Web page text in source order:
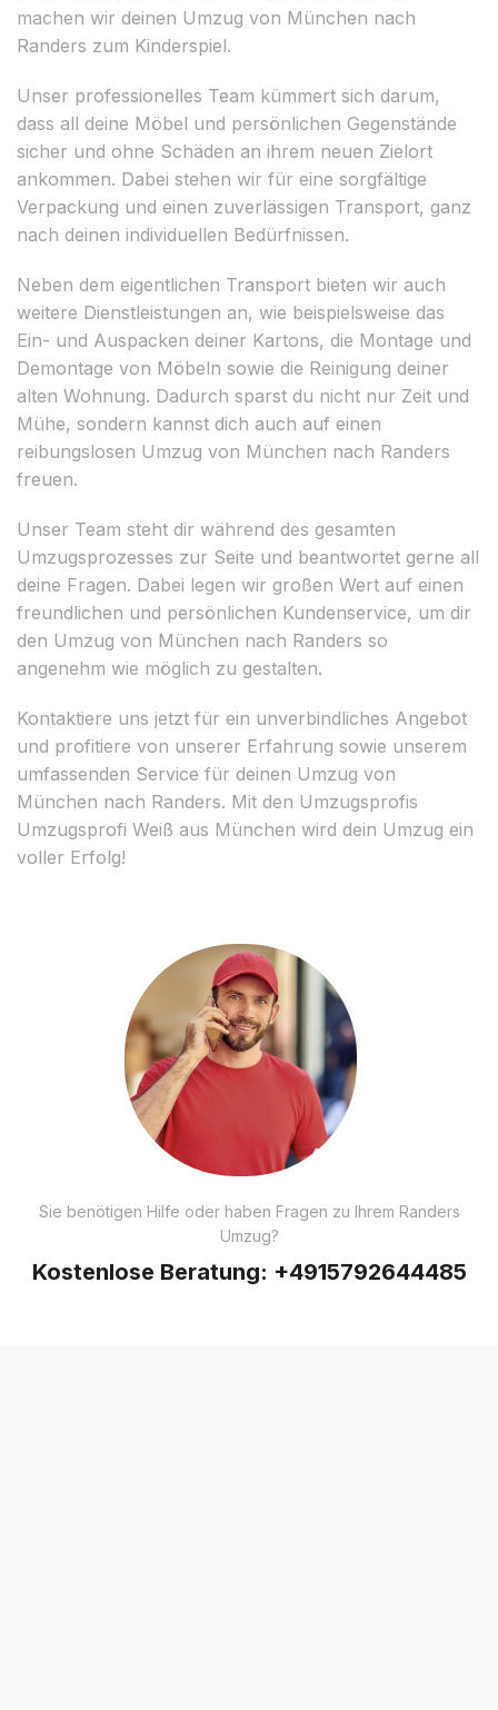
machen wir deinen Umzug von München nach
Randers zum Kinderspiel.
Unser professionelles Team kümmert sich darum,
dass all deine Möbel und persönlichen Gegenstände
sicher und ohne Schäden an ihrem neuen Zielort
ankommen. Dabei stehen wir für eine sorgfältige
Verpackung und einen zuverlässigen Transport, ganz
nach deinen individuellen Bedürfnissen.
Neben dem eigentlichen Transport bieten wir auch
weitere Dienstleistungen an, wie beispielsweise das
Ein- und Auspacken deiner Kartons, die Montage und
Demontage von Möbeln sowie die Reinigung deiner
alten Wohnung. Dadurch sparst du nicht nur Zeit und
Mühe, sondern kannst dich auch auf einen
reibungslosen Umzug von München nach Randers
freuen.
Unser Team steht dir während des gesamten
Umzugsprozesses zur Seite und beantwortet gerne all
deine Fragen. Dabei legen wir großen Wert auf einen
freundlichen und persönlichen Kundenservice, um dir
den Umzug von München nach Randers so
angenehm wie möglich zu gestalten.
Kontaktiere uns jetzt für ein unverbindliches Angebot
und profitiere von unserer Erfahrung sowie unserem
umfassenden Service für deinen Umzug von
München nach Randers. Mit den Umzugsprofis
Umzugsprofi Weiß aus München wird dein Umzug ein
voller Erfolg!
Sie benötigen Hilfe oder haben Fragen zu Ihrem Randers
Umzug?
Kostenlose Beratung: +4915792644485